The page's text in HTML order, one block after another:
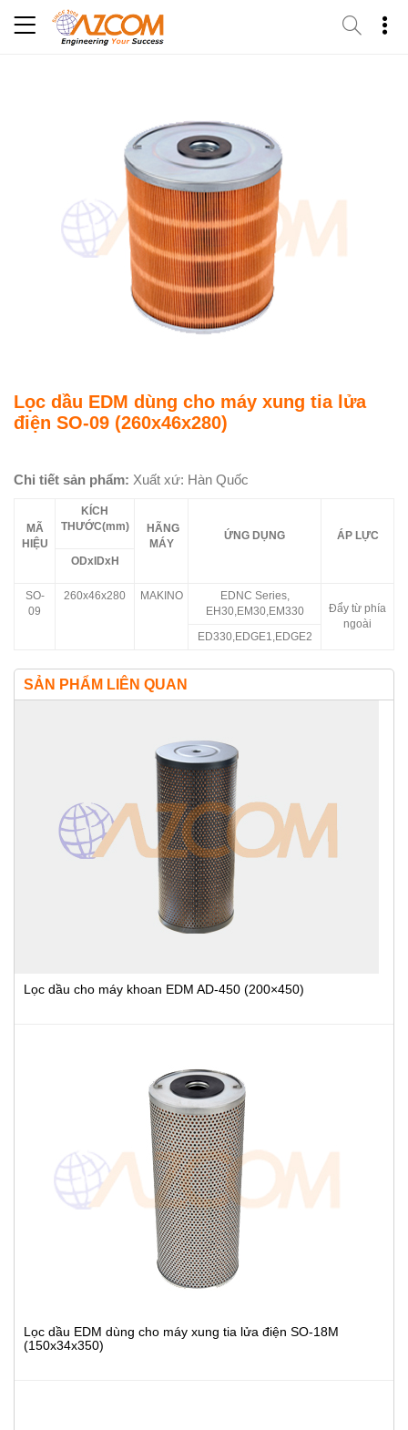
Lọc dầu EDM dùng cho máy xung tia lửa
điện SO-09 (260x46x280)
Chi tiết sản phẩm: Xuất xứ: Hàn Quốc
MÃ
HIỆU
KÍCH
THƯỚC(mm)
HÃNG
MÁY
ỨNG DỤNG
ÁP LỰC
ODxIDxH
SO-
09
260x46x280 MAKINO
EDNC Series,
EH30,EM30,EM330
Đẩy từ phía
ngoài
ED330,EDGE1,EDGE2
SẢN PHẨM LIÊN QUAN
Lọc dầu cho máy khoan EDM AD-450 (200×450)
Lọc dầu EDM dùng cho máy xung tia lửa điện SO-18M
(150x34x350)